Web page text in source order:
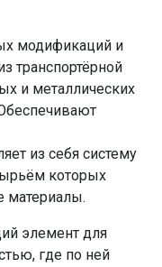
модификаций и
транспортёрной
и металлических
из себя систему
которых
материалы.
элемент для
где по ней